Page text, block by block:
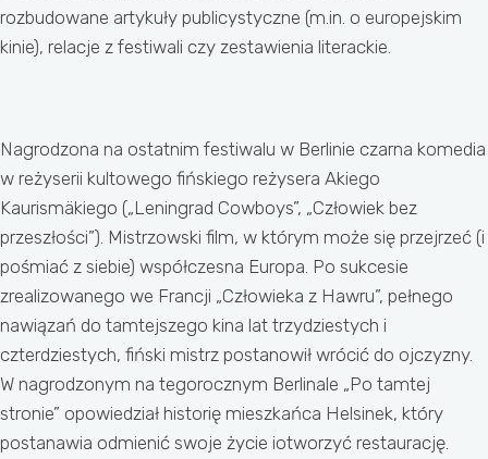
rozbudowane artykuły publicystyczne (m.in. o europejskim
kinie), relacje z festiwali czy zestawienia literackie.
Nagrodzona na ostatnim festiwalu w Berlinie czarna komedia
w reżyserii kultowego fińskiego reżysera Akiego
Kaurismäkiego („Leningrad Cowboys”, „Człowiek bez
przeszłości”). Mistrzowski film, w którym może się przejrzeć (i
pośmiać z siebie) współczesna Europa. Po sukcesie
zrealizowanego we Francji „Człowieka z Hawru”, pełnego
nawiązań do tamtejszego kina lat trzydziestych i
czterdziestych, fiński mistrz postanowił wrócić do ojczyzny.
W nagrodzonym na tegorocznym Berlinale „Po tamtej
stronie” opowiedział historię mieszkańca Helsinek, który
postanawia odmienić swoje życie iotworzyć restaurację.